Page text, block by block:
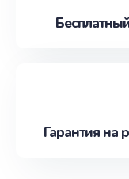
Гарантия на